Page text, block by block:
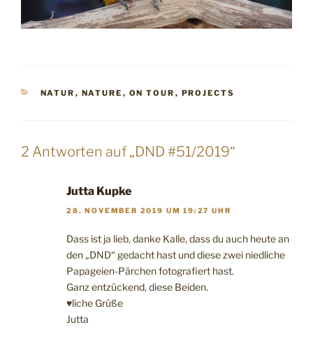
KATEGORIEN
NATUR , NATURE , ON TOUR , PROJECTS
2 Antworten auf „DND #51/2019“
Jutta Kupke
28. NOVEMBER 2019 UM 19:27 UHR
Dass ist ja lieb, danke Kalle, dass du auch heute an
den „DND“ gedacht hast und diese zwei niedliche
Papageien-Pärchen fotografiert hast.
Ganz entzückend, diese Beiden.
♥liche Grüße
Jutta